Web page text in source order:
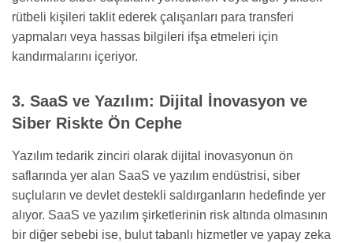
rütbeli kişileri taklit ederek çalışanları para transferi
yapmaları veya hassas bilgileri ifşa etmeleri için
kandırmalarını içeriyor.
3. SaaS ve Yazılım: Dijital İnovasyon ve
Siber Riskte Ön Cephe
Yazılım tedarik zinciri olarak dijital inovasyonun ön
saflarında yer alan SaaS ve yazılım endüstrisi, siber
suçluların ve devlet destekli saldırganların hedefinde yer
alıyor. SaaS ve yazılım şirketlerinin risk altında olmasının
bir diğer sebebi ise, bulut tabanlı hizmetler ve yapay zeka